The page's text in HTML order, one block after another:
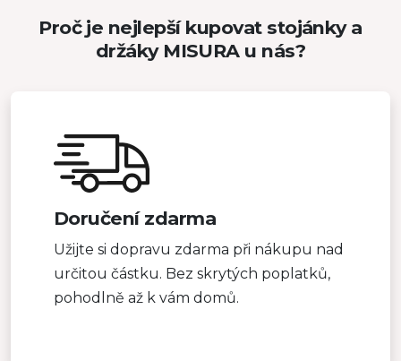
Proč je nejlepší kupovat stojánky a
držáky MISURA u nás?
Doručení zdarma
Užijte si dopravu zdarma při nákupu nad
určitou částku. Bez skrytých poplatků,
pohodlně až k vám domů.